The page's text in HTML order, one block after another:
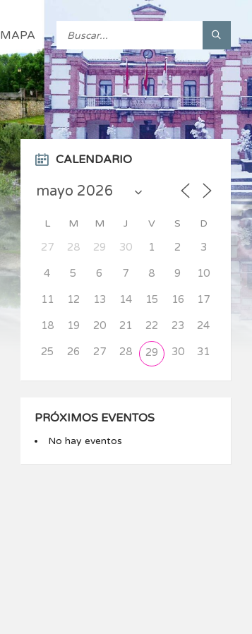
MAPA
CALENDARIO
L M M J V S D
27 28 29 30 1 2 3
4 5 6 7 8 9 10
11 12 13 14 15 16 17
18 19 20 21 22 23 24
25 26 27 28 29 30 31
PRÓXIMOS EVENTOS
No hay eventos